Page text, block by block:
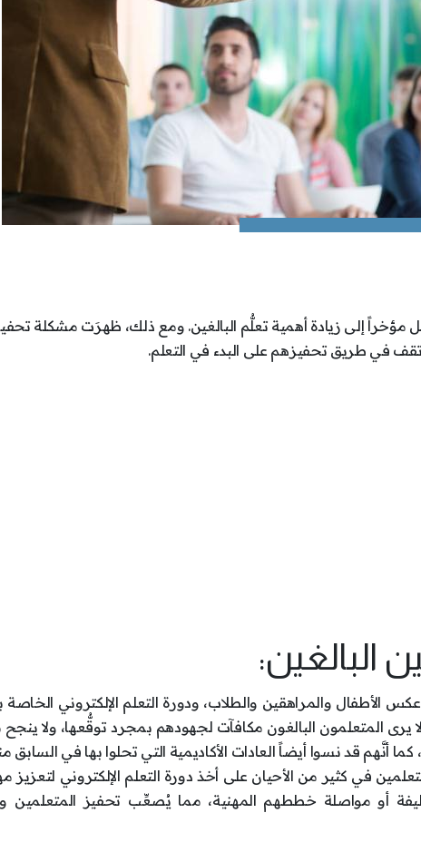
مؤخراً إلى زيادة أهمية تعلُّم البالغين. ومع ذلك، ظهرَت مشكلة
تقف في طريق تحفيزهم على البدء في التعلم.
البالغين:
عكس الأطفال والمراهقين والطلاب، ودورة التعلم الإلكتروني
يرى المتعلمون البالغون مكافآت لجهودهم بمجرد توقُّعها، ولا
أنَّهم قد نسوا أيضاً العادات الأكاديمية التي تحلوا بها في السابق
في كثير من الأحيان على أخذ دورة التعلم الإلكتروني لتعزيز
أو مواصلة خططهم المهنية، مما يُصعِّب تحفيز المتعلمين